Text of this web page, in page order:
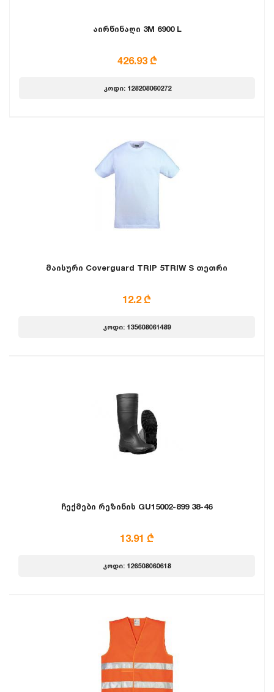
აირწინაღი 3M 6900 L
426.93 ₾
კოდი: 128208060272
მაისური Coverguard TRIP 5TRIW S თეთრი
12.2 ₾
კოდი: 135608061489
ჩექმები რეზინის GU15002-899 38-46
13.91 ₾
კოდი: 126508060618